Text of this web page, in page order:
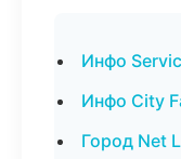
Инфо
Инфо City
Город Net